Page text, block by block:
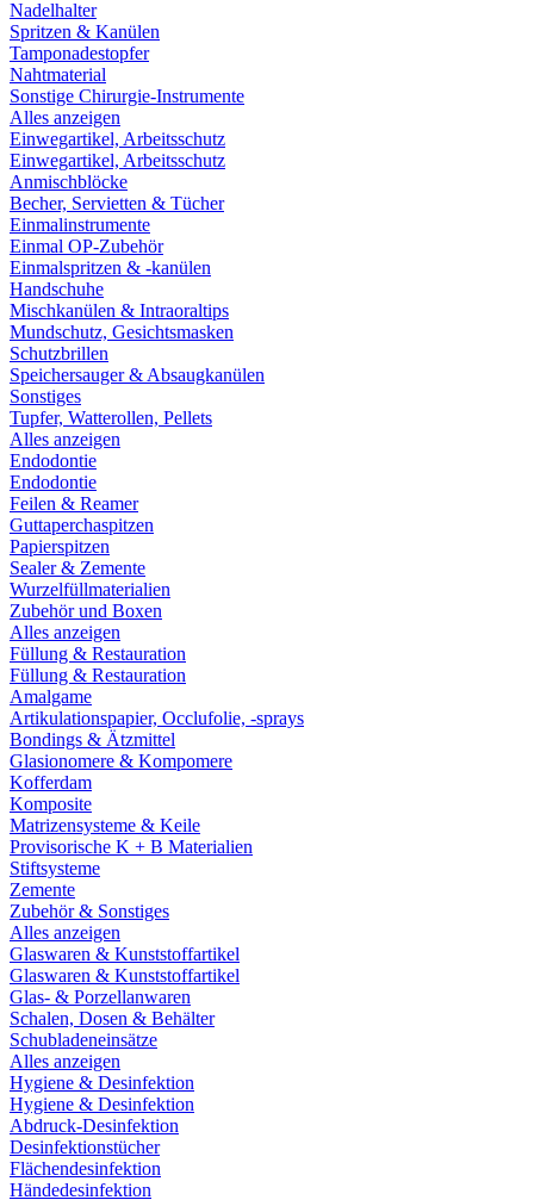
Nadelhalter
Spritzen & Kanülen
Tamponadestopfer
Nahtmaterial
Sonstige Chirurgie-Instrumente
Alles anzeigen
Einwegartikel, Arbeitsschutz
Einwegartikel, Arbeitsschutz
Anmischblöcke
Becher, Servietten & Tücher
Einmalinstrumente
Einmal OP-Zubehör
Einmalspritzen & -kanülen
Handschuhe
Mischkanülen & Intraoraltips
Mundschutz, Gesichtsmasken
Schutzbrillen
Speichersauger & Absaugkanülen
Sonstiges
Tupfer, Watterollen, Pellets
Alles anzeigen
Endodontie
Endodontie
Feilen & Reamer
Guttaperchaspitzen
Papierspitzen
Sealer & Zemente
Wurzelfüllmaterialien
Zubehör und Boxen
Alles anzeigen
Füllung & Restauration
Füllung & Restauration
Amalgame
Artikulationspapier, Occlufolie, -sprays
Bondings & Ätzmittel
Glasionomere & Kompomere
Kofferdam
Komposite
Matrizensysteme & Keile
Provisorische K + B Materialien
Stiftsysteme
Zemente
Zubehör & Sonstiges
Alles anzeigen
Glaswaren & Kunststoffartikel
Glaswaren & Kunststoffartikel
Glas- & Porzellanwaren
Schalen, Dosen & Behälter
Schubladeneinsätze
Alles anzeigen
Hygiene & Desinfektion
Hygiene & Desinfektion
Abdruck-Desinfektion
Desinfektionstücher
Flächendesinfektion
Händedesinfektion